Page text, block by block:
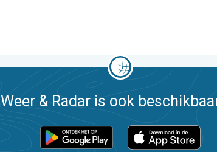
Weer & Radar is ook